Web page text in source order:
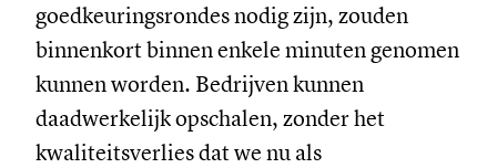
goedkeuringsrondes nodig zijn, zouden
binnenkort binnen enkele minuten genomen
kunnen worden. Bedrijven kunnen
daadwerkelijk opschalen, zonder het
kwaliteitsverlies dat we nu als